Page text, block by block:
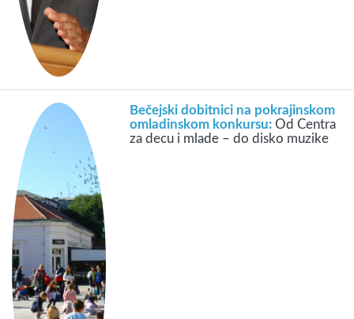
Bečejski dobitnici na pokrajinskom
omladinskom konkursu:Od Centra
za decu i mlade – do disko muzike